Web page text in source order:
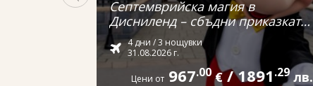
Септемврийска магия в
Дисниленд – сбъдни приказката
си от Варна4 дни / 3 нощувки
31.08.2026 г.
Цени от 967.00 € / 1891.29 лв.